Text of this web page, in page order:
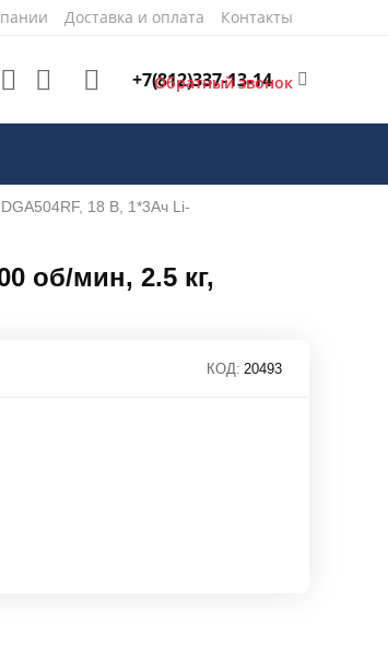
Доставка и оплата Контакты
+7(812)337-13-14
Обратный звонок
18 В, 1*3Ач Li-
об/мин, 2.5 кг,
КОД: 20493